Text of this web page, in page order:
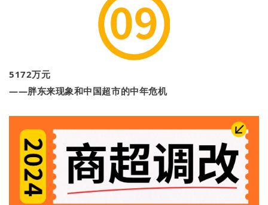
5172万元
——胖东来现象和中国超市的中年危机